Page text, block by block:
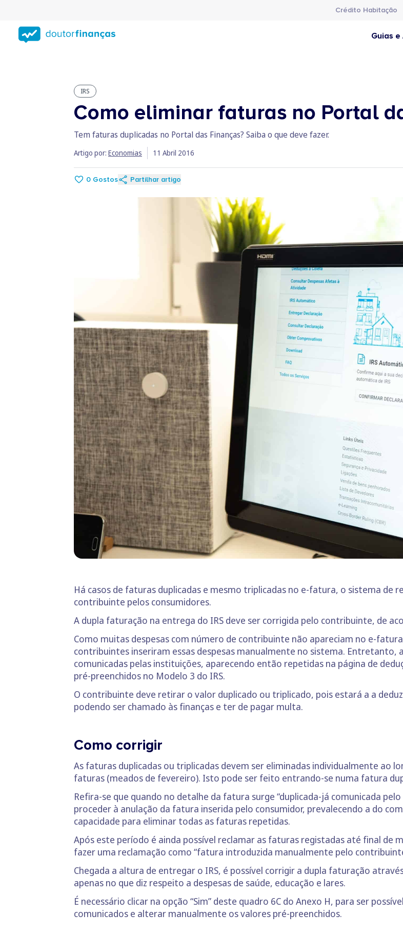
conteúdo
principal
Crédito Habitação
Guias
IRS
Como eliminar faturas no Portal
Tem faturas duplicadas no Portal das Finanças? Saiba o que deve fazer.
Artigo por: Economias 11 Abril 2016
0 Gostos Partilhar artigo
Há casos de faturas duplicadas e mesmo triplicadas no e-fatura, o sistema de
contribuinte pelos consumidores.
A dupla faturação na entrega do IRS deve ser corrigida pelo contribuinte, de
Como muitas despesas com número de contribuinte não apareciam no e-
contribuintes inseriram essas despesas manualmente no sistema. Entretanto,
comunicadas pelas instituições, aparecendo então repetidas na página de
pré-preenchidos no Modelo 3 do IRS.
O contribuinte deve retirar o valor duplicado ou triplicado, pois estará a a
podendo ser chamado às finanças e ter de pagar multa.
Como corrigir
As faturas duplicadas ou triplicadas devem ser eliminadas individualmente ao
faturas (meados de fevereiro). Isto pode ser feito entrando-se numa fatura
Refira-se que quando no detalhe da fatura surge “duplicada-já comunicada
proceder à anulação da fatura inserida pelo consumidor, prevalecendo a do
capacidade para eliminar todas as faturas repetidas.
Após este período é ainda possível reclamar as faturas registadas até final de
fazer uma reclamação como “fatura introduzida manualmente pelo
Chegada a altura de entregar o IRS, é possível corrigir a dupla faturação
apenas no que diz respeito a despesas de saúde, educação e lares.
É necessário clicar na opção “Sim” deste quadro 6C do Anexo H, para ser
comunicados e alterar manualmente os valores pré-preenchidos.